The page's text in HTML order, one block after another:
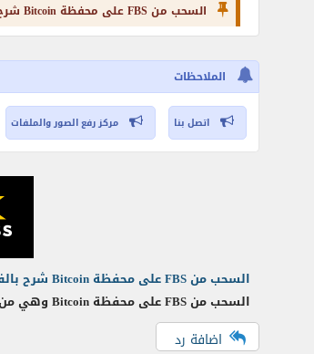
السحب من FBS على محفظة Bitcoin شرح بالفيديو
الملاحظات
اتصل بنا مركز رفع الصور والملفات
السحب من FBS على محفظة Bitcoin شرح بالفيديو
السحب من FBS على محفظة Bitcoin وهي من أهم محافظ العملات الرقمية وأكثرها شيوعاً بين المتجرين في الفوركس. 1– قم بتسجيل الدخول إلى حسابك في واختار من القائمة
اضافة رد